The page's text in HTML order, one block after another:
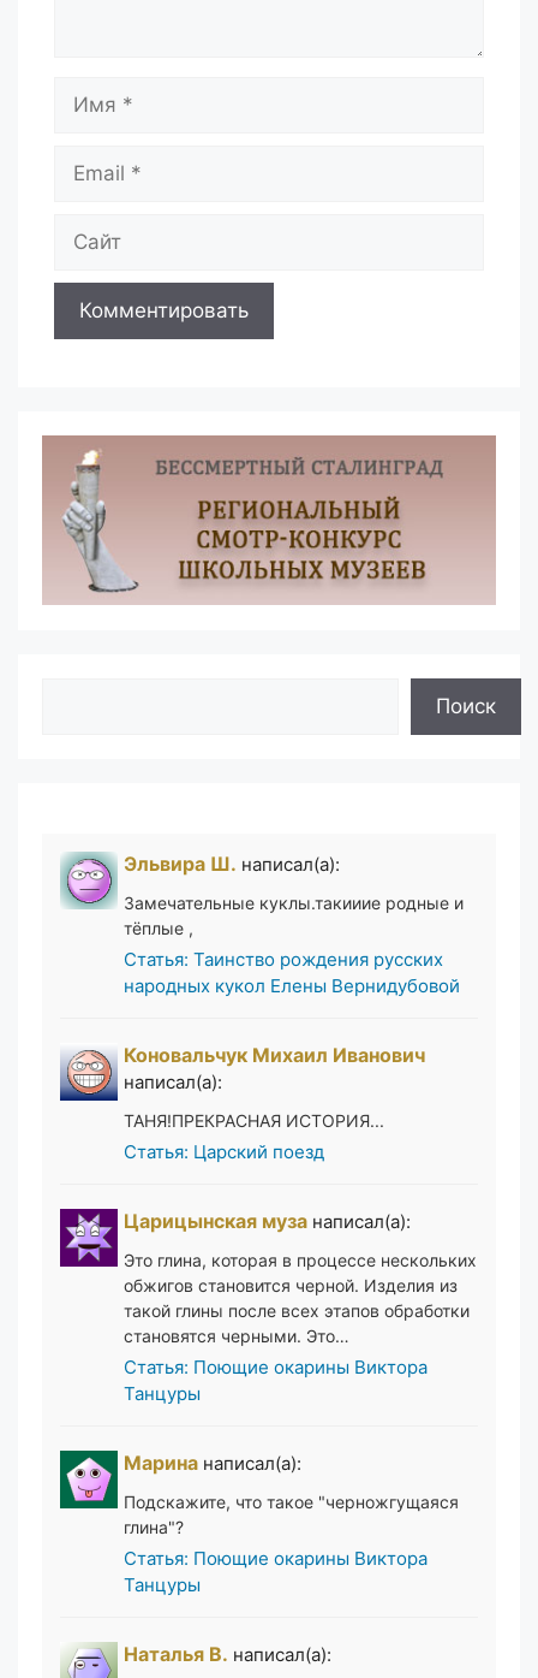
Поиск
Эльвира Ш. написал(а):
Замечательные куклы.такииие родные и
тёплые ,
Статья: Таинство рождения русских
народных кукол Елены Вернидубовой
Коновальчук Михаил Иванович
написал(а):
ТАНЯ!ПРЕКРАСНАЯ ИСТОРИЯ...
Статья: Царский поезд
Царицынская муза написал(а):
Это глина, которая в процессе нескольких
обжигов становится черной. Изделия из
такой глины после всех этапов обработки
становятся черными. Это…
Статья: Поющие окарины Виктора
Танцуры
Марина написал(а):
Подскажите, что такое "черножгущаяся
глина"?
Статья: Поющие окарины Виктора
Танцуры
Наталья В. написал(а):